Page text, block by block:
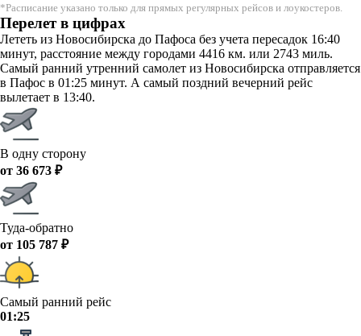
*Расписание указано только для прямых регулярных рейсов и лоукостеров.
Перелет в цифрах
Лететь из Новосибирска до Пафоса без учета пересадок 16:40
минут, расстояние между городами 4416 км. или 2743 миль.
Самый ранний утренний самолет из Новосибирска отправляется
в Пафос в 01:25 минут. А самый поздний вечерний рейс
вылетает в 13:40.
В одну сторону
от 36 673 ₽
Туда-обратно
от 105 787 ₽
Самый ранний рейс
01:25